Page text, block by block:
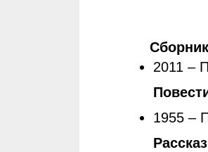
2011 –
1955 –